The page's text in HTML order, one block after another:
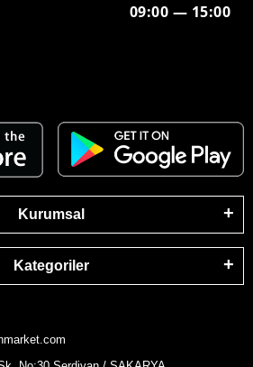
09:00 — 15:00
Kurumsal
Kategoriler